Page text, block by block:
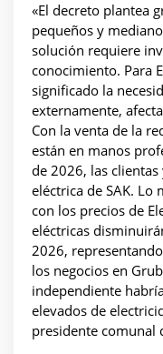
«El decreto plantea
pequeños y
solución requiere
conocimiento. Para
significado la
externamente,
Con la venta de la
están en manos
de 2026, las
eléctrica de SAK. Lo
con los precios de
eléctricas
2026,
los negocios en
independiente
elevados de
presidente comunal